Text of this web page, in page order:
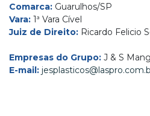
Comarca: Guarulhos/SP
Vara: 1ª Vara Cível
Juiz de Direito: Ricardo Felicio
Empresas do Grupo: J & S
E-mail: